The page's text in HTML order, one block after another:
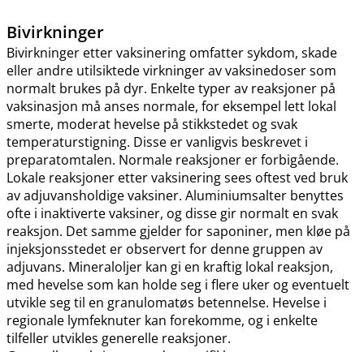
Bivirkninger
Bivirkninger etter vaksinering omfatter sykdom, skade
eller andre utilsiktede virkninger av vaksinedoser som
normalt brukes på dyr. Enkelte typer av reaksjoner på
vaksinasjon må anses normale, for eksempel lett lokal
smerte, moderat hevelse på stikkstedet og svak
temperaturstigning. Disse er vanligvis beskrevet i
preparatomtalen. Normale reaksjoner er forbigående.
Lokale reaksjoner etter vaksinering sees oftest ved bruk
av adjuvansholdige vaksiner. Aluminiumsalter benyttes
ofte i inaktiverte vaksiner, og disse gir normalt en svak
reaksjon. Det samme gjelder for saponiner, men kløe på
injeksjonsstedet er observert for denne gruppen av
adjuvans. Mineraloljer kan gi en kraftig lokal reaksjon,
med hevelse som kan holde seg i flere uker og eventuelt
utvikle seg til en granulomatøs betennelse. Hevelse i
regionale lymfeknuter kan forekomme, og i enkelte
tilfeller utvikles generelle reaksjoner.